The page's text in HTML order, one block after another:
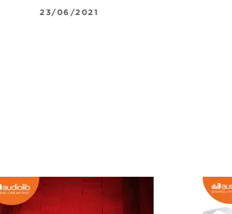
23/06/2021